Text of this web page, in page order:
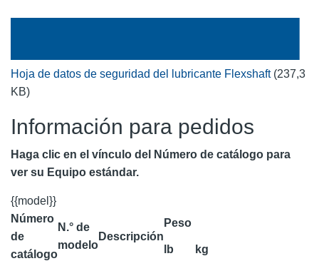
Hoja de datos de seguridad del lubricante Flexshaft (237,3
KB)
Información para pedidos
Haga clic en el vínculo del Número de catálogo para
ver su Equipo estándar.
{{model}}
Número
de
catálogo
N.° de
modelo
Descripción
Peso
lb kg